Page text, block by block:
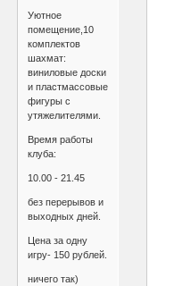
Уютное
помещение,10
комплектов
шахмат:
виниловые доски
и пластмассовые
фигуры с
утяжелителями.
Время работы
клуба:
10.00 - 21.45
без перерывов и
выходных дней.
Цена за одну
игру- 150 рублей.
ничего так)